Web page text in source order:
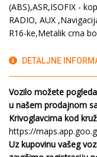
(ABS),ASR,ISOFIX -
RADIO, AUX
R16-ke,Metalik crna
DETALJNE
Vozilo možete
u našem prodajnom
Krivoglavcima kod
https://
Uz kupovinu vašeg